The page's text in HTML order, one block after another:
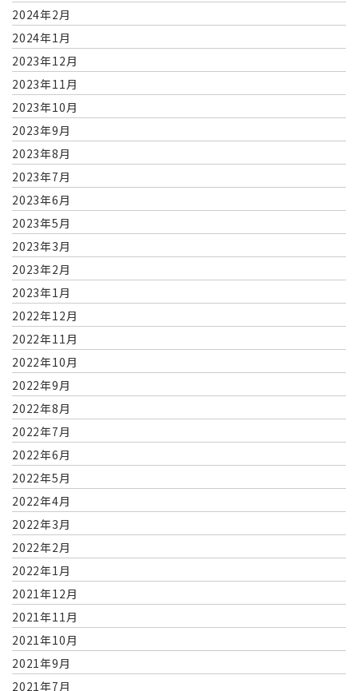
2024年2月
2024年1月
2023年12月
2023年11月
2023年10月
2023年9月
2023年8月
2023年7月
2023年6月
2023年5月
2023年3月
2023年2月
2023年1月
2022年12月
2022年11月
2022年10月
2022年9月
2022年8月
2022年7月
2022年6月
2022年5月
2022年4月
2022年3月
2022年2月
2022年1月
2021年12月
2021年11月
2021年10月
2021年9月
2021年7月